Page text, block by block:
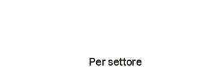
Per settore